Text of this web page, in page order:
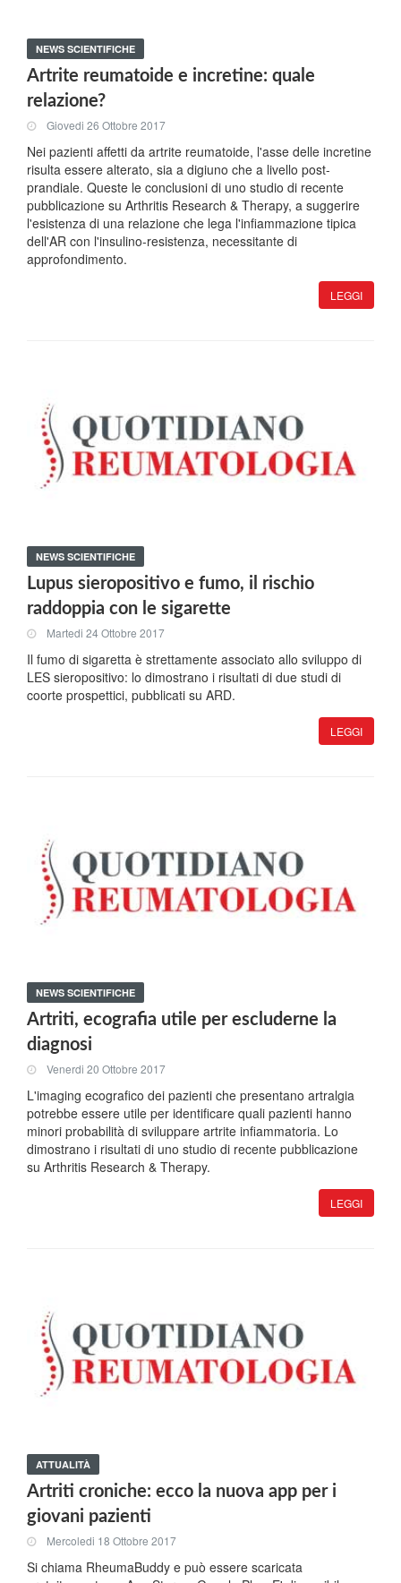
NEWS SCIENTIFICHE
Artrite reumatoide e incretine: quale
relazione?
Giovedi 26 Ottobre 2017
Nei pazienti affetti da artrite reumatoide, l'asse delle incretine
risulta essere alterato, sia a digiuno che a livello post-
prandiale. Queste le conclusioni di uno studio di recente
pubblicazione su Arthritis Research & Therapy, a suggerire
l'esistenza di una relazione che lega l'infiammazione tipica
dell'AR con l'insulino-resistenza, necessitante di
approfondimento.
LEGGI
NEWS SCIENTIFICHE
Lupus sieropositivo e fumo, il rischio
raddoppia con le sigarette
Martedi 24 Ottobre 2017
Il fumo di sigaretta è strettamente associato allo sviluppo di
LES sieropositivo: lo dimostrano i risultati di due studi di
coorte prospettici, pubblicati su ARD.
LEGGI
NEWS SCIENTIFICHE
Artriti, ecografia utile per escluderne la
diagnosi
Venerdi 20 Ottobre 2017
L'imaging ecografico dei pazienti che presentano artralgia
potrebbe essere utile per identificare quali pazienti hanno
minori probabilità di sviluppare artrite infiammatoria. Lo
dimostrano i risultati di uno studio di recente pubblicazione
su Arthritis Research & Therapy.
LEGGI
ATTUALITÀ
Artriti croniche: ecco la nuova app per i
giovani pazienti
Mercoledi 18 Ottobre 2017
Si chiama RheumaBuddy e può essere scaricata